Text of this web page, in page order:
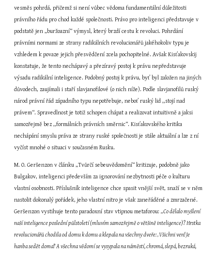
vesměs pohrdá, přičemž si není vůbec vědoma fundamentální důležitosti
právního řádu pro chod každé společnosti. Právo pro inteligenci představuje v
podstatě jen „buržoazní“ výmysl, který brzdí cestu k revoluci. Pohrdání
právními normami ze strany radikálních revolucionářů jakéhokoliv typu je
vzhledem k povaze jejich přesvědčení zcela pochopitelné. Avšak Kisťakovskij
konstatuje, že tento nechápavý a přezíravý postoj k právu nepředstavuje
výsadu radikální inteligence. Podobný postoj k právu, byť byl založen na jiných
důvodech, zaujímali i staří slavjanofilové (o nich níže). Podle slavjanofilů ruský
národ právní řád západního typu nepotřebuje, neboť ruský lid ,,stojí nad
právem“. Spravedlnost je totiž schopen chápat a realizovat intuitivně a jaksi
samozřejmě bez ,,formálních právních směrnic“. Kisťakovského kritika
nechápání smyslu práva ze strany ruské společnosti je stále aktuální a lze z ní
vyčíst mnohé o situaci v současném Rusku.
M. O. Geršenzon v článku „Tvůrčí sebeuvědomění“ kritizuje, podobně jako
Bulgakov, inteligenci především za ignorování nezbytnosti péče o kulturu
vlastní osobnosti. Příslušník inteligence chce spasit vnější svět, snaží se v něm
nastolit dokonalý pořádek, jeho vlastní nitro je však zaneřáděné a zmrzačené.
Geršenzon vystihuje tento paradoxní stav vtipnou metaforou: „Co dělalo myšlení
naší inteligence poslední půlstoletí (mluvím samozřejmě o většině inteligence)? Hrstka
revolucionářů chodila od domu k domu a klepala na všechny dveře: ‚Všichni ven! Je
hanba sedět doma!‘ A všechna vědomí se vysypala na náměstí, chromá, slepá, bezruká,